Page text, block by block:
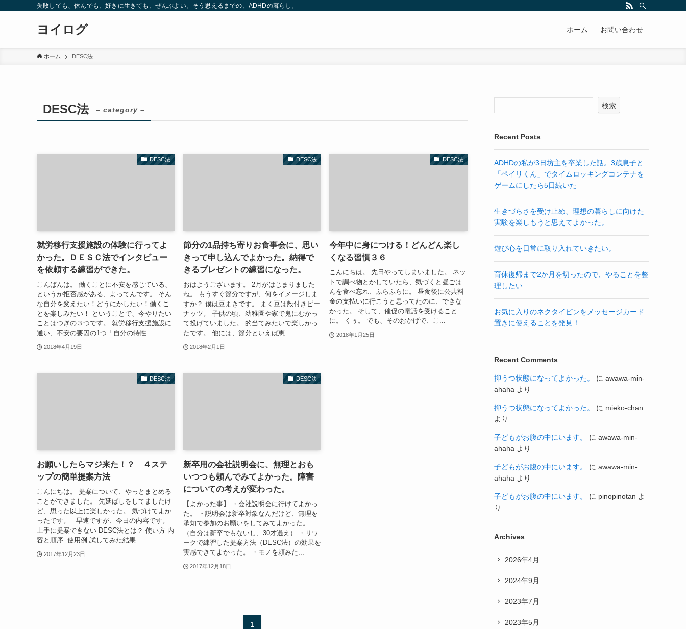
失敗しても、休んでも、好きに生きても、ぜんぶよい。そう思えるまでの、ADHDの暮らし。
ヨイログ ホーム お問い合わせ
ホーム DESC法
DESC法 – category –
DESC法
就労移行支援施設の体験に行ってよ
かった。ＤＥＳＣ法でインタビュー
を依頼する練習ができた。
こんばんは。 働くことに不安を感じている、
というか拒否感がある、よってんです。 そん
な自分を変えたい！どうにかしたい！働くこ
とを楽しみたい！ ということで、今やりたい
ことはつぎの３つです。 就労移行支援施設に
通い、不安の要因の1つ「自分の特性...
2018年4月19日
DESC法
節分の1品持ち寄りお食事会に、思い
きって申し込んでよかった。納得で
きるプレゼントの練習になった。
おはようございます。 2月がはじまりました
ね。 もうすぐ節分ですが、何をイメージしま
すか？ 僕は豆まきです。 まく豆は殻付きピー
ナッツ。 子供の頃、幼稚園や家で鬼にむかっ
て投げていました。 的当てみたいで楽しかっ
たです。 他には、節分といえば恵...
2018年2月1日
DESC法
今年中に身につける！どんどん楽し
くなる習慣３６
こんにちは。 先日やってしまいました。 ネッ
トで調べ物とかしていたら、気づくと昼ごは
んを食べ忘れ、ふらふらに。 昼食後に公共料
金の支払いに行こうと思ってたのに、できな
かった。 そして、催促の電話を受けること
に。 くぅ。 でも、そのおかげで、こ...
2018年1月25日
DESC法
お願いしたらマジ来た！？ ４ステ
ップの簡単提案方法
こんにちは。 提案について、やっとまとめる
ことができました。 先延ばしをしてましたけ
ど、思った以上に楽しかった。 気づけてよか
ったです。 早速ですが、今日の内容です。
上手に提案できない DESC法とは？ 使い方 内
容と順序 使用例 試してみた結果...
2017年12月23日
DESC法
新卒用の会社説明会に、無理とおも
いつつも頼んでみてよかった。障害
についての考えが変わった。
【よかった事】 ・会社説明会に行けてよかっ
た。 ・説明会は新卒対象なんだけど、無理を
承知で参加のお願いをしてみてよかった。
（自分は新卒でもないし、30才過え） ・リワ
ークで練習した提案方法（DESC法）の効果を
実感できてよかった。 ・モノを頼みた...
2017年12月18日
1
検索
Recent Posts
ADHDの私が3日坊主を卒業した話。3歳息子と
「ペイリくん」でタイムロッキングコンテナを
ゲームにしたら5日続いた
生きづらさを受け止め、理想の暮らしに向けた
実験を楽しもうと思えてよかった。
遊び心を日常に取り入れていきたい。
育休復帰まで2か月を切ったので、やることを整
理したい
お気に入りのネクタイピンをメッセージカード
置きに使えることを発見！
Recent Comments
抑うつ状態になってよかった。 に awawa-min-
ahaha より
抑うつ状態になってよかった。 に mieko-chan
より
子どもがお腹の中にいます。 に awawa-min-
ahaha より
子どもがお腹の中にいます。 に awawa-min-
ahaha より
子どもがお腹の中にいます。 に pinopinotan よ
り
Archives
2026年4月
2024年9月
2023年7月
2023年5月